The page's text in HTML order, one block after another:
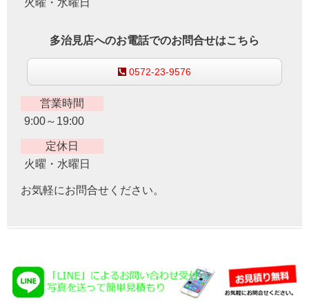
多治見店へのお電話でのお問合せはこちら
0572-23-9576
営業時間
9:00～19:00
定休日
火曜・水曜日
お気軽にお問合せください。